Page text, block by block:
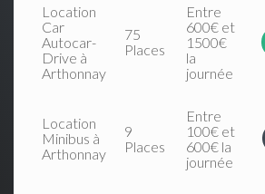
Location
Car
Autocar-
Drive à
Arthonnay
75
Places
Entre
600€ et
1500€
la
journée
Location
Minibus à
Arthonnay
9
Places
Entre
100€ et
600€ la
journée